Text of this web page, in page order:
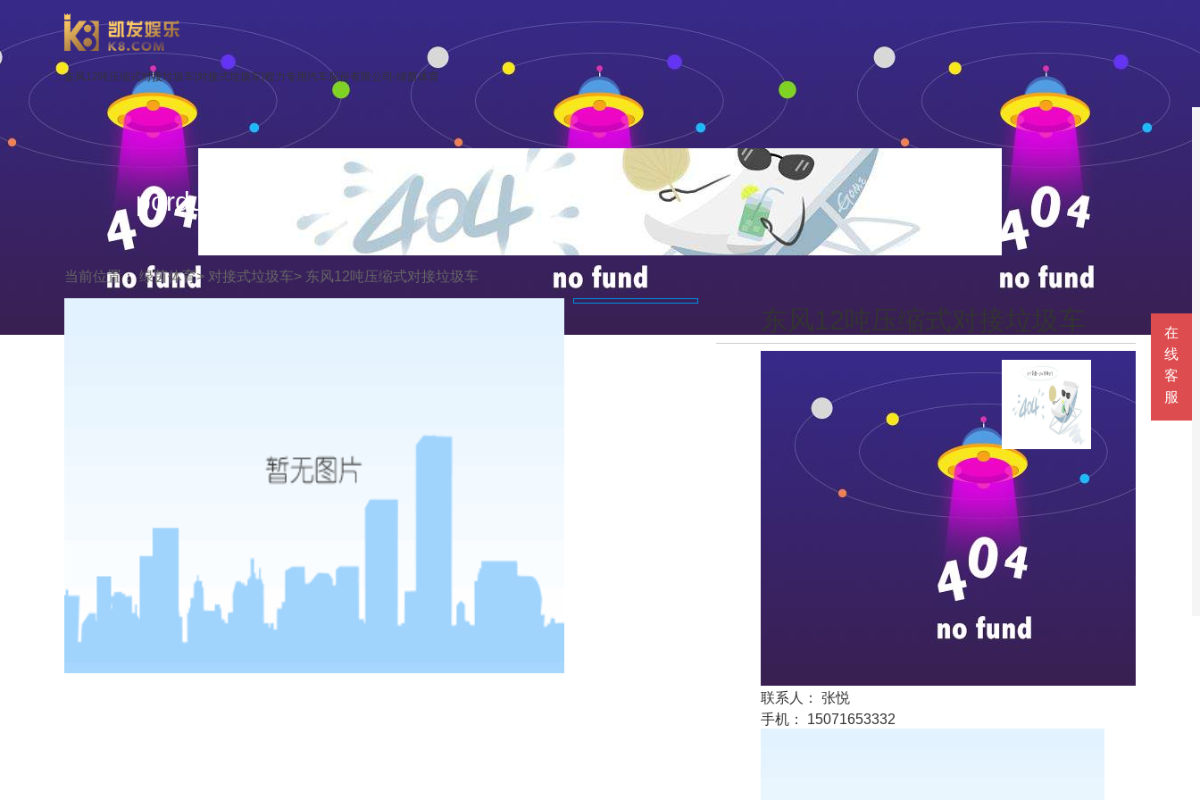
东风12吨压缩式对接垃圾车|对接式垃圾车|程力专用汽车股份有限公司-绿茵体育
porduct display
当前位置：绿茵体育> 对接式垃圾车> 东风12吨压缩式对接垃圾车
东风12吨压缩式对接垃圾车
联系人： 张悦
手机： 15071653332
在
线
客
服